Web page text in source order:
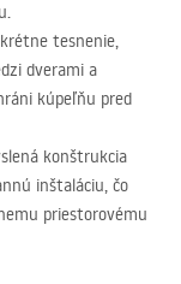
tesnenie,
dverami a
kúpeľňu pred
konštrukcia
inštaláciu, čo
priestorovému